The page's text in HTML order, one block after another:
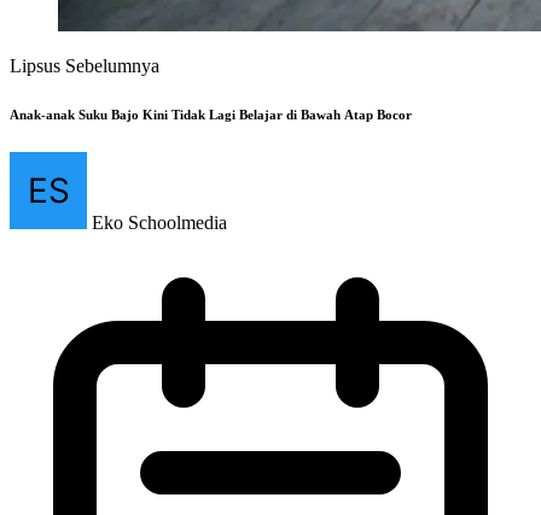
Lipsus Sebelumnya
Anak-anak Suku Bajo Kini Tidak Lagi Belajar di Bawah Atap Bocor
Eko Schoolmedia